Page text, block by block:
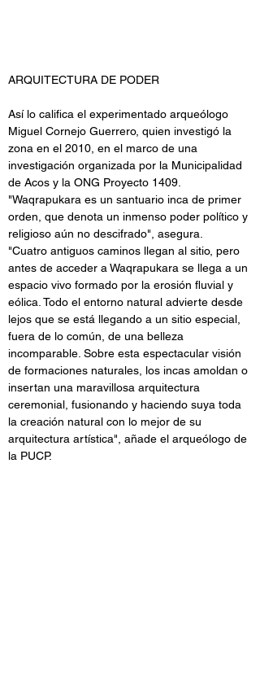
ARQUITECTURA DE PODER
Así lo califica el experimentado arqueólogo
Miguel Cornejo Guerrero, quien investigó la
zona en el 2010, en el marco de una
investigación organizada por la Municipalidad
de Acos y la ONG Proyecto 1409.
"Waqrapukara es un santuario inca de primer
orden, que denota un inmenso poder político y
religioso aún no descifrado", asegura.
"Cuatro antiguos caminos llegan al sitio, pero
antes de acceder a Waqrapukara se llega a un
espacio vivo formado por la erosión fluvial y
eólica. Todo el entorno natural advierte desde
lejos que se está llegando a un sitio especial,
fuera de lo común, de una belleza
incomparable. Sobre esta espectacular visión
de formaciones naturales, los incas amoldan o
insertan una maravillosa arquitectura
ceremonial, fusionando y haciendo suya toda
la creación natural con lo mejor de su
arquitectura artística", añade el arqueólogo de
la PUCP.